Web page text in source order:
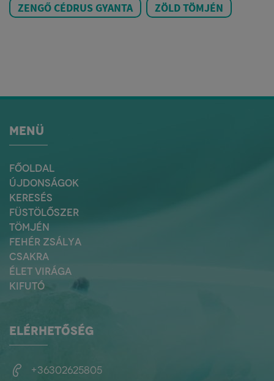
ZENGŐ CÉDRUS GYANTA
ZÖLD TÖMJÉN
MENÜ
FŐOLDAL
ÚJDONSÁGOK
KERESÉS
FÜSTÖLŐSZER
TÖMJÉN
FEHÉR ZSÁLYA
CSAKRA
ÉLET VIRÁGA
KIFUTÓ
ELÉRHETŐSÉG
+36302625805